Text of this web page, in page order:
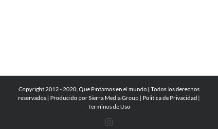
Copyright 2012 - 2020, Que Pintamos en el mundo | Todos los derechos
reservados | Producido porSierra Media Group | Politica de Privacidad |
Terminos de Uso
Instagram